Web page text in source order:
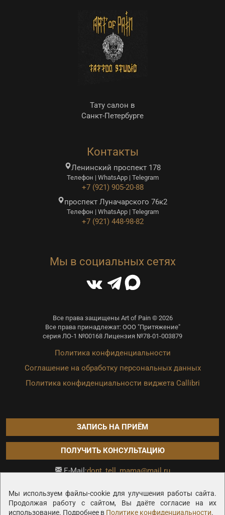
Мы используем файлы-cookie для улучшения работы сайта.
Продолжая работу с сайтом, Вы даёте согласие на их
использование. Подробнее в Политике конфиденциальности.
Тату салон в
Санкт-Петербурге
Контакты
Ленинский проспект 178
Телефон | WhatsApp | Telegram
+7 (921) 905-20-88
проспект Луначарского 76к2
Телефон | WhatsApp | Telegram
+7 (921) 448-98-82
Мы в социальных сетях
Все права защищены Art of Pain © 2026
Все права принадлежат: ООО "Притяжение"
серия ЛО-1 №00168 Лицензия №78-01-003879
Политика конфиденциальности
Соглашение на обработку персональных данных
Политика конфиденциальности виджета Callibri
ЗАПИСЬ НА ПРИЁМ
ПОЛУЧИТЬ КОНСУЛЬТАЦИЮ
E-Mail:dont_tell_mama@mail.ru